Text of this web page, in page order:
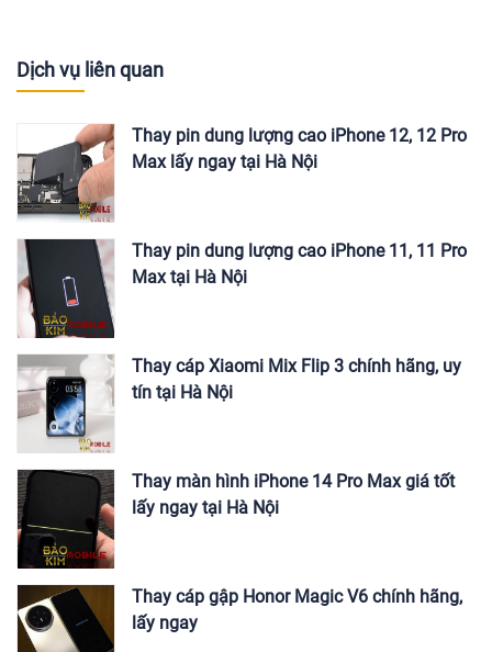
Dịch vụ liên quan
Thay pin dung lượng cao iPhone 12, 12 Pro
Max lấy ngay tại Hà Nội
Thay pin dung lượng cao iPhone 11, 11 Pro
Max tại Hà Nội
Thay cáp Xiaomi Mix Flip 3 chính hãng, uy
tín tại Hà Nội
Thay màn hình iPhone 14 Pro Max giá tốt
lấy ngay tại Hà Nội
Thay cáp gập Honor Magic V6 chính hãng,
lấy ngay